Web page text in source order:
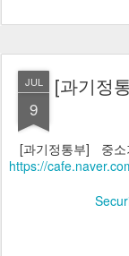
JUL
9
[과기정
[과기정통부] 중
https://